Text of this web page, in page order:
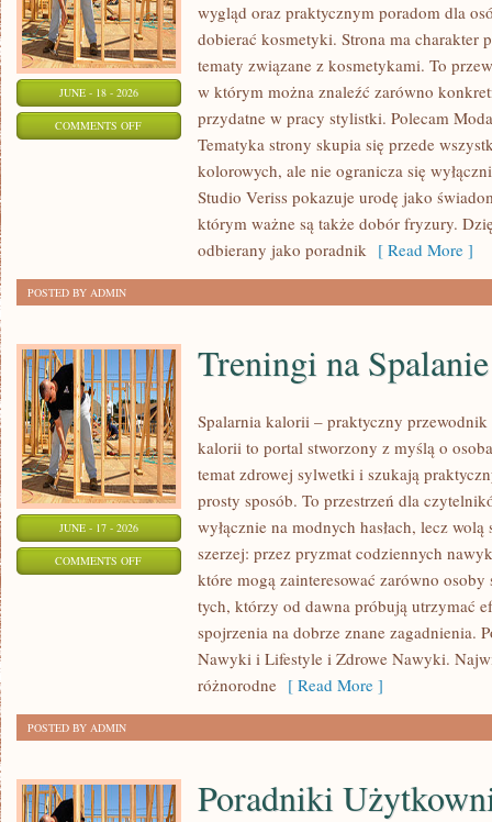
JUNE - 18 - 2026
COMMENTS OFFON
POCZĄTKUJĄCEJ
wygląd oraz praktycznym poradom dla
dobierać kosmetyki. Strona ma charakter
tematy związane z kosmetykami. To
w którym można znaleźć zarówno
przydatne w pracy stylistki. Polecam
Tematyka strony skupia się przede
kolorowych, ale nie ogranicza się
Studio Veriss pokazuje urodę jako
którym ważne są także dobór fryzury.
odbierany jako poradnik [ Read More ]
POSTED BY ADMIN
JUNE - 17 - 2026
COMMENTS OFFON
Treningi na
Spalarnia kalorii – praktyczny
kalorii to portal stworzony z myślą o
temat zdrowej sylwetki i szukają
prosty sposób. To przestrzeń dla
wyłącznie na modnych hasłach, lecz
szerzej: przez pryzmat codziennych
które mogą zainteresować zarówno
tych, którzy od dawna próbują utrzymać
spojrzenia na dobrze znane zagadnienia.
Nawyki i Lifestyle i Zdrowe Nawyki.
różnorodne [ Read More ]
POSTED BY ADMIN
Poradniki